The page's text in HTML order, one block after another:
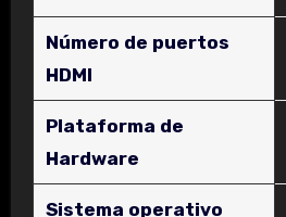
Número de puertos
HDMI
Plataforma de
Hardware
Sistema operativo